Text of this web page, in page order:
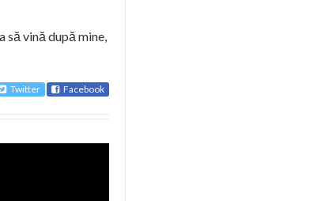
să vină după mine,
Twitter Facebook